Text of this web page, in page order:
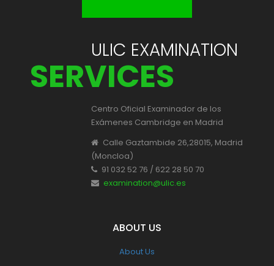
ULIC EXAMINATION
SERVICES
Centro Oficial Examinador de los
Exámenes Cambridge en Madrid
Calle Gaztambide 26,28015, Madrid
(Moncloa)
91 032 52 76 / 622 28 50 70
examination@ulic.es
ABOUT US
About Us